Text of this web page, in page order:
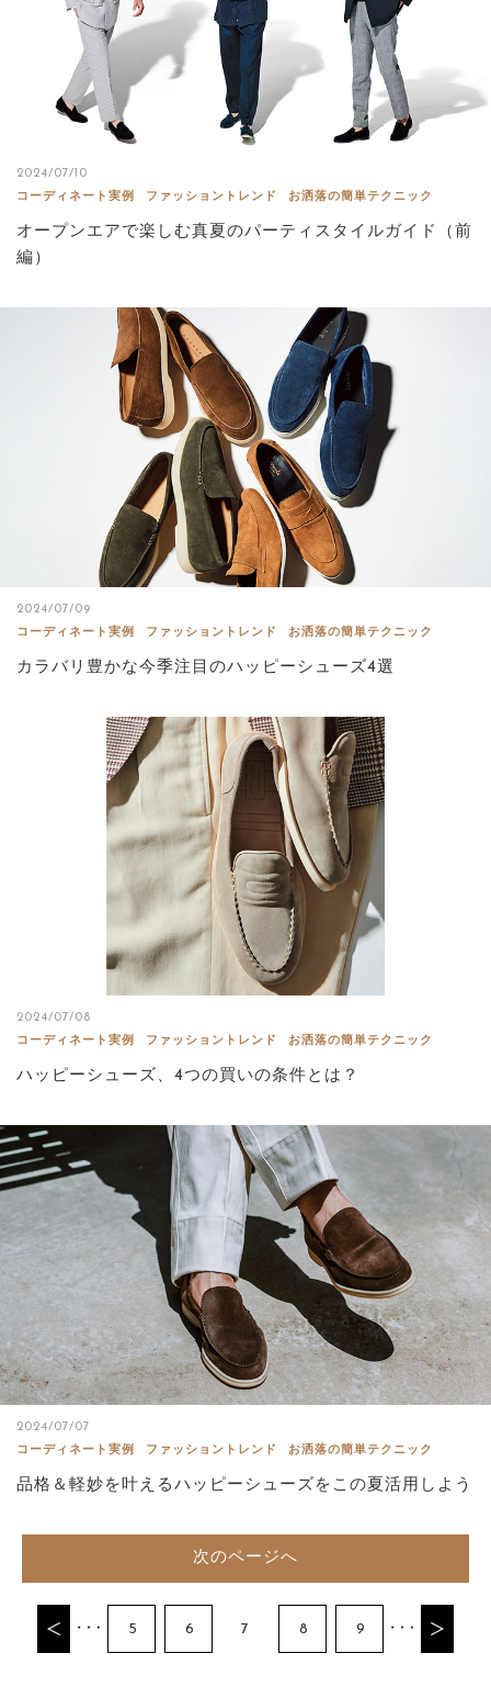
2024/07/10
コーディネート実例
ファッショントレンド お洒落の簡単テクニック
オープンエアで楽しむ真夏のパーティスタイルガイド（前
編）
2024/07/09
コーディネート実例
ファッショントレンド お洒落の簡単テクニック
カラバリ豊かな今季注目のハッピーシューズ4選
2024/07/08
コーディネート実例
ファッショントレンド お洒落の簡単テクニック
ハッピーシューズ、4つの買いの条件とは？
2024/07/07
コーディネート実例
ファッショントレンド お洒落の簡単テクニック
品格＆軽妙を叶えるハッピーシューズをこの夏活用しよう
次のページへ
5 6 7 8 9